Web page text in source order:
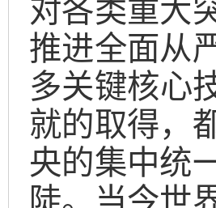
对各类重大
推进全面从
多关键核心
就的取得，
央的集中统